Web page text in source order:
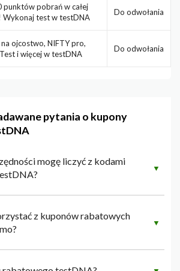
punktów pobrań w całej
Wykonaj test w testDNA
Do odwołania
ojcostwo, NIFTY pro,
i więcej w testDNA
Do odwołania
pytania o kupony
mogę liczyć z kodami
▼
z kuponów rabatowych
▼